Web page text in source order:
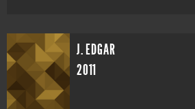
J. EDGAR
2011